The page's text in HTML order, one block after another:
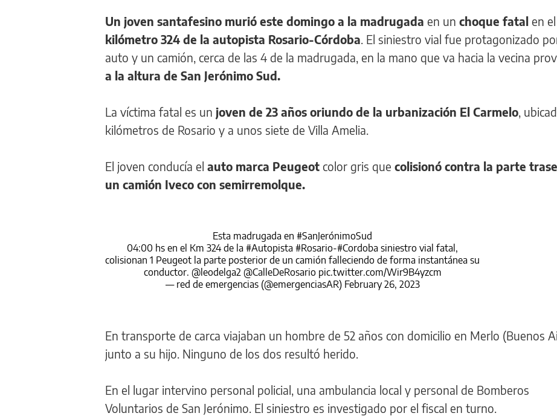
Un joven santafesino murió este domingo a la madrugada en un choque fatal en el
kilómetro 324 de la autopista Rosario-Córdoba . El siniestro vial fue protagonizado
auto y un camión, cerca de las 4 de la madrugada, en la mano que va hacia la vecina
a la altura de San Jerónimo Sud.
La víctima fatal es un joven de 23 años oriundo de la urbanización El Carmelo ,
kilómetros de Rosario y a unos siete de Villa Amelia.
El joven conducía el auto marca Peugeot color gris que colisionó contra la parte
un camión Iveco con semirremolque.
Esta madrugada en #SanJerónimoSud
04:00 hs en el Km 324 de la #Autopista #Rosario-#Cordoba siniestro vial fatal,
colisionan 1 Peugeot la parte posterior de un camión falleciendo de forma instantánea su
conductor. @leodelga2 @CalleDeRosario pic.twitter.com/Wir9B4yzcm
— red de emergencias (@emergenciasAR) February 26, 2023
En transporte de carca viajaban un hombre de 52 años con domicilio en Merlo (Buenos
junto a su hijo. Ninguno de los dos resultó herido.
En el lugar intervino personal policial, una ambulancia local y personal de Bomberos
Voluntarios de San Jerónimo. El siniestro es investigado por el fiscal en turno.